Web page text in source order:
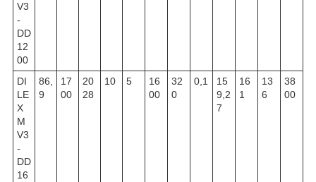
V3
-
DD
12
00
DI
LE
X
M
V3
-
DD
16
86,
9
17
00
20
28
10 5
16
00
32
0
0,1
15
9,2
7
16
1
13
6
38
00